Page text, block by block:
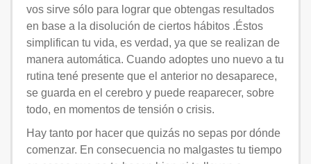
vos sirve sólo para lograr que obtengas resultados
en base a la disolución de ciertos hábitos .Éstos
simplifican tu vida, es verdad, ya que se realizan de
manera automática. Cuando adoptes uno nuevo a tu
rutina tené presente que el anterior no desaparece,
se guarda en el cerebro y puede reaparecer, sobre
todo, en momentos de tensión o crisis.
Hay tanto por hacer que quizás no sepas por dónde
comenzar. En consecuencia no malgastes tu tiempo